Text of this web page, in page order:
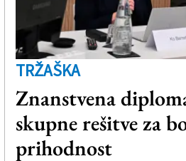
TRŽAŠKA
Znanstvena
skupne rešitve za
prihodnost